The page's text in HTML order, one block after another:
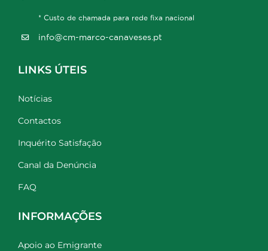
* Custo de chamada para rede fixa nacional
info@cm-marco-canaveses.pt
LINKS ÚTEIS
Notícias
Contactos
Inquérito Satisfação
Canal da Denúncia
FAQ
INFORMAÇÕES
Apoio ao Emigrante